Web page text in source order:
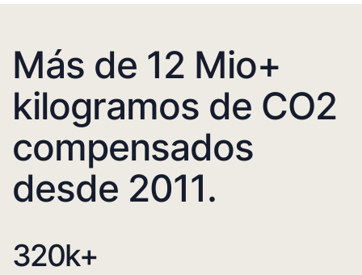
Más de 12 Mio+
kilogramos de CO2
compensados
desde 2011.
320k+